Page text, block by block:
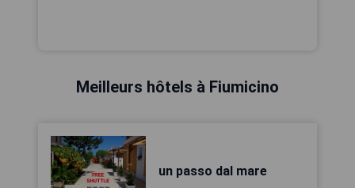
Meilleurs hôtels à Fiumicino
un passo dal mare